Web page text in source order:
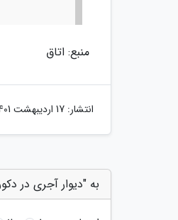
منبع: اتاق
انتشار: 17 اردیبهشت 1401
به "دیوار آجری در دکوراسیون